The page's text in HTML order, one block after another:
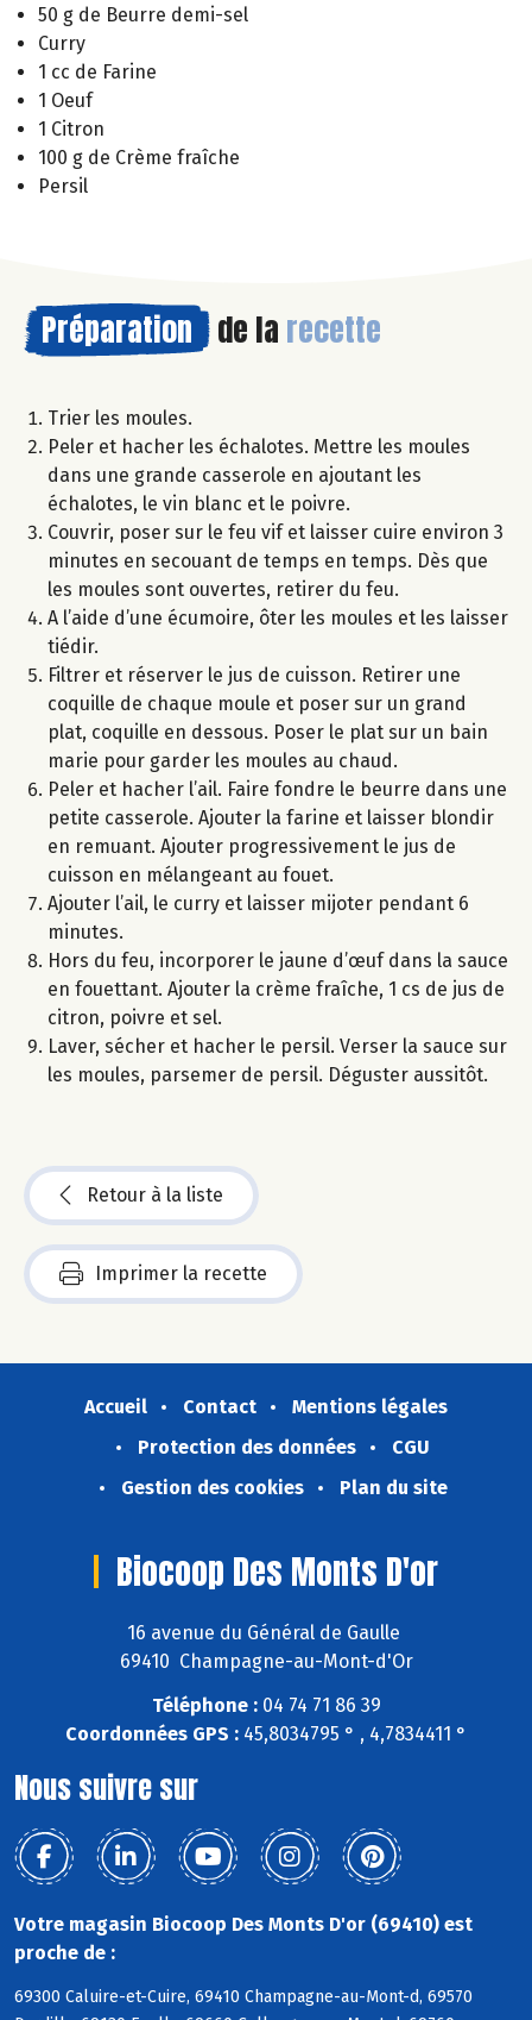
50 g de Beurre demi-sel
Curry
1 cc de Farine
1 Oeuf
1 Citron
100 g de Crème fraîche
Persil
Préparation de la recette
Trier les moules.
Peler et hacher les échalotes. Mettre les moules
dans une grande casserole en ajoutant les
échalotes, le vin blanc et le poivre.
Couvrir, poser sur le feu vif et laisser cuire environ 3
minutes en secouant de temps en temps. Dès que
les moules sont ouvertes, retirer du feu.
A l’aide d’une écumoire, ôter les moules et les laisser
tiédir.
Filtrer et réserver le jus de cuisson. Retirer une
coquille de chaque moule et poser sur un grand
plat, coquille en dessous. Poser le plat sur un bain
marie pour garder les moules au chaud.
Peler et hacher l’ail. Faire fondre le beurre dans une
petite casserole. Ajouter la farine et laisser blondir
en remuant. Ajouter progressivement le jus de
cuisson en mélangeant au fouet.
Ajouter l’ail, le curry et laisser mijoter pendant 6
minutes.
Hors du feu, incorporer le jaune d’œuf dans la sauce
en fouettant. Ajouter la crème fraîche, 1 cs de jus de
citron, poivre et sel.
Laver, sécher et hacher le persil. Verser la sauce sur
les moules, parsemer de persil. Déguster aussitôt.
Retour à la liste
Imprimer la recette
Accueil Contact
Mentions légales
Protection des données
CGU
Gestion des cookies
Plan du site
Biocoop Des Monts D'or
16 avenue du Général de Gaulle
69410 Champagne-au-Mont-d'Or
Téléphone :04 74 71 86 39
Coordonnées GPS : 45,8034795 ° , 4,7834411 °
Nous suivre sur
Votre magasin Biocoop Des Monts D'or (69410) est
proche de :
69300 Caluire-et-Cuire, 69410 Champagne-au-Mont-d, 69570